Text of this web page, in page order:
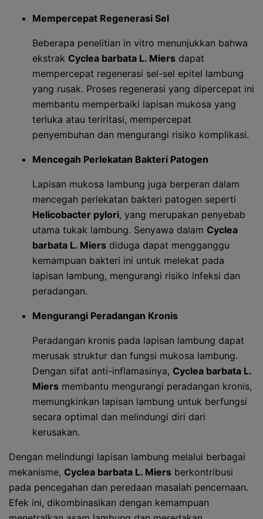
Mempercepat Regenerasi Sel
Beberapa penelitian in vitro menunjukkan bahwa
ekstrak Cyclea barbata L. Miers dapat
mempercepat regenerasi sel-sel epitel lambung
yang rusak. Proses regenerasi yang dipercepat ini
membantu memperbaiki lapisan mukosa yang
terluka atau teriritasi, mempercepat
penyembuhan dan mengurangi risiko komplikasi.
Mencegah Perlekatan Bakteri Patogen
Lapisan mukosa lambung juga berperan dalam
mencegah perlekatan bakteri patogen seperti
Helicobacter pylori, yang merupakan penyebab
utama tukak lambung. Senyawa dalam Cyclea
barbata L. Miers diduga dapat mengganggu
kemampuan bakteri ini untuk melekat pada
lapisan lambung, mengurangi risiko infeksi dan
peradangan.
Mengurangi Peradangan Kronis
Peradangan kronis pada lapisan lambung dapat
merusak struktur dan fungsi mukosa lambung.
Dengan sifat anti-inflamasinya, Cyclea barbata L.
Miers membantu mengurangi peradangan kronis,
memungkinkan lapisan lambung untuk berfungsi
secara optimal dan melindungi diri dari
kerusakan.
Dengan melindungi lapisan lambung melalui berbagai
mekanisme, Cyclea barbata L. Miers berkontribusi
pada pencegahan dan peredaan masalah pencernaan.
Efek ini, dikombinasikan dengan kemampuan